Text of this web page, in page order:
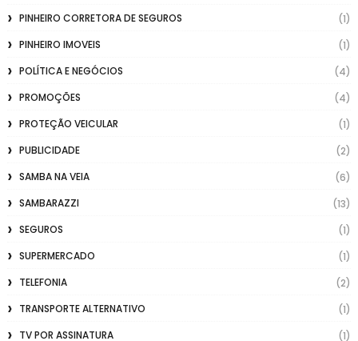
PINHEIRO CORRETORA DE SEGUROS
(1)
PINHEIRO IMOVEIS
(1)
POLÍTICA E NEGÓCIOS
(4)
PROMOÇÕES
(4)
PROTEÇÃO VEICULAR
(1)
PUBLICIDADE
(2)
SAMBA NA VEIA
(6)
SAMBARAZZI
(13)
SEGUROS
(1)
SUPERMERCADO
(1)
TELEFONIA
(2)
TRANSPORTE ALTERNATIVO
(1)
TV POR ASSINATURA
(1)